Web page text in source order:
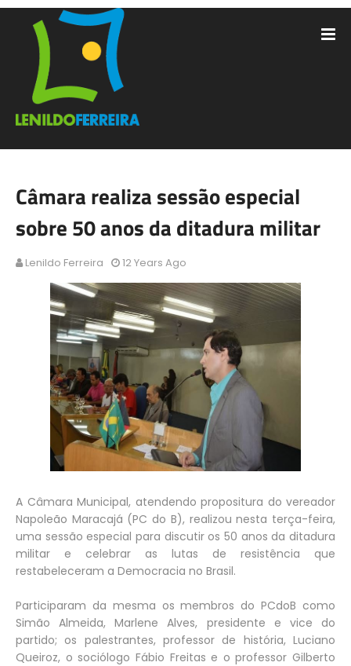
Câmara realiza sessão especial
sobre 50 anos da ditadura militar
Lenildo Ferreira 12 Years Ago
A Câmara Municipal, atendendo propositura do vereador
Napoleão Maracajá (PC do B), realizou nesta terça-feira,
uma sessão especial para discutir os 50 anos da ditadura
militar e celebrar as lutas de resistência que
restabeleceram a Democracia no Brasil.
Participaram da mesma os membros do PCdoB como
Simão Almeida, Marlene Alves, presidente e vice do
partido; os palestrantes, professor de história, Luciano
Queiroz, o sociólogo Fábio Freitas e o professor Gilberto